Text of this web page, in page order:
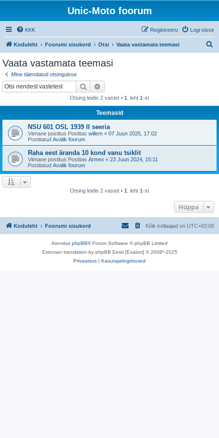
Unic-Moto foorum
KKK Logi sisse
Registreeru
Koduleht Foorumi sisukord Otsi Vaata vastamata teemasi
Vaata vastamata teemasi
Mine täiendatud otsinguisse
Otsi
Otsing leidis 2 vastet • 1 . leht 1-st
Teemasid
NSU 601 OSL 1939 II seeria
Viimane postitus Postitas willem « 07 Juun 2025, 17:02
Postitatud Avalik foorum
Raha eest äranda 10 kond vanu tsiklit
Viimane postitus Postitas Armex « 23 Juun 2024, 15:11
Postitatud Avalik foorum
Otsing leidis 2 vastet • 1 . leht 1-st
Hüppa
Koduleht Foorumi sisukord Kõik kellaajad on UTC+03:00
Arendas phpBB® Forum Software © phpBB Limited
Estonian translation by phpBB Eesti [Exabot] © 2008*-2025
Privaatsus | Kasutajatingimused